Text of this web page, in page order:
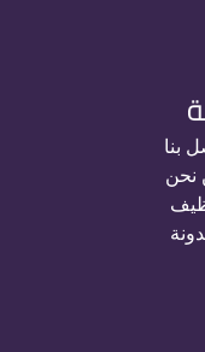
بنا
نحن